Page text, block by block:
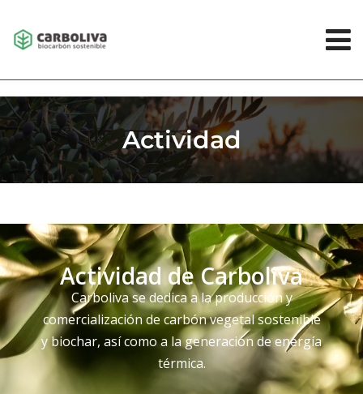
Actividad
Actividad de Carboliva
Carboliva se dedica a la producción y
comercialización de carbón vegetal sostenible
y biochar, así como a la generación de energía
térmica.